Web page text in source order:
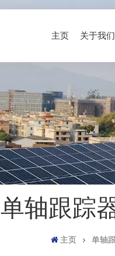
主页 关于我们
单轴跟踪
主页 单轴